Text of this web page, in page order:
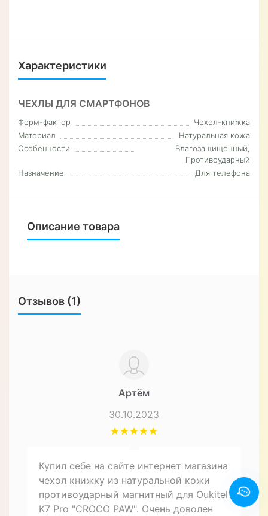
Характеристики
ЧЕХЛЫ ДЛЯ СМАРТФОНОВ
Форм-фактор
Чехол-книжка
Материал
Натуральная кожа
Особенности
Влагозащищенный,
Противоударный
Назначение
Для телефона
Описание товара
Отзывов (1)
Артём
30.10.2023
Купил себе на сайте интернет магазина
чехол книжку из натуральной кожи
противоударный магнитный для Oukitel
K7 Pro "CROCO PAW". Очень доволен